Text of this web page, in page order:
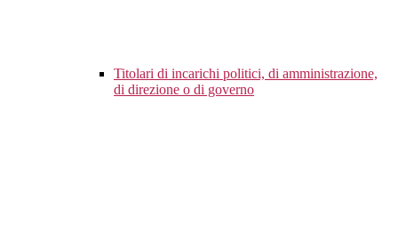
Titolari di incarichi politici, di amministrazione,
di direzione o di governo